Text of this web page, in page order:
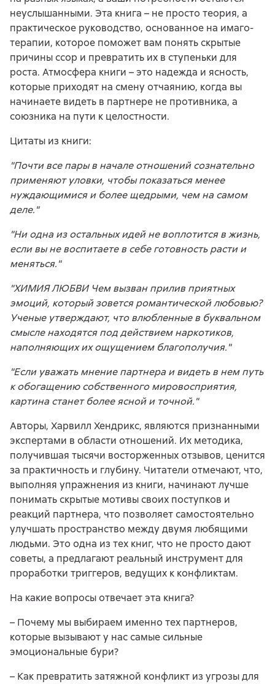
неуслышанными. Эта книга – не просто теория, а
практическое руководство, основанное на имаго-
терапии, которое поможет вам понять скрытые
причины ссор и превратить их в ступеньки для
роста. Атмосфера книги – это надежда и ясность,
которые приходят на смену отчаянию, когда вы
начинаете видеть в партнере не противника, а
союзника на пути к целостности.
Цитаты из книги:
"Почти все пары в начале отношений сознательно
применяют уловки, чтобы показаться менее
нуждающимися и более щедрыми, чем на самом
деле."
"Ни одна из остальных идей не воплотится в жизнь,
если вы не воспитаете в себе готовность расти и
меняться."
"ХИМИЯ ЛЮБВИ Чем вызван прилив приятных
эмоций, который зовется романтической любовью?
Ученые утверждают, что влюбленные в буквальном
смысле находятся под действием наркотиков,
наполняющих их ощущением благополучия."
"Если уважать мнение партнера и видеть в нем путь
к обогащению собственного мировосприятия,
картина станет более ясной и точной."
Авторы, Харвилл Хендрикс, являются признанными
экспертами в области отношений. Их методика,
получившая тысячи восторженных отзывов, ценится
за практичность и глубину. Читатели отмечают, что,
выполняя упражнения из книги, начинают лучше
понимать скрытые мотивы своих поступков и
реакций партнера, что позволяет самостоятельно
улучшать пространство между двумя любящими
людьми. Это одна из тех книг, что не просто дают
советы, а предлагают реальный инструмент для
проработки триггеров, ведущих к конфликтам.
На какие вопросы отвечает эта книга?
– Почему мы выбираем именно тех партнеров,
которые вызывают у нас самые сильные
эмоциональные бури?
– Как превратить затяжной конфликт из угрозы для